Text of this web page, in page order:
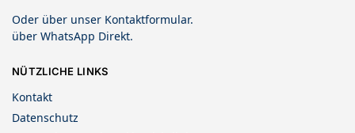
Oder über unser Kontaktformular.
über WhatsApp Direkt.
NÜTZLICHE LINKS
Kontakt
Datenschutz